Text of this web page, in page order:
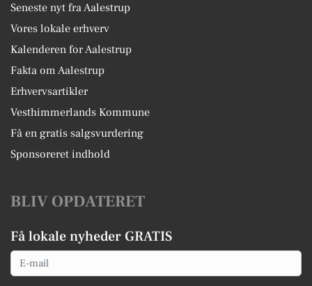
Seneste nyt fra Aalestrup
Vores lokale erhverv
Kalenderen for Aalestrup
Fakta om Aalestrup
Erhvervsartikler
Vesthimmerlands Kommune
Få en gratis salgsvurdering
Sponsoreret indhold
BLIV OPDATERET
Få lokale nyheder GRATIS
Email